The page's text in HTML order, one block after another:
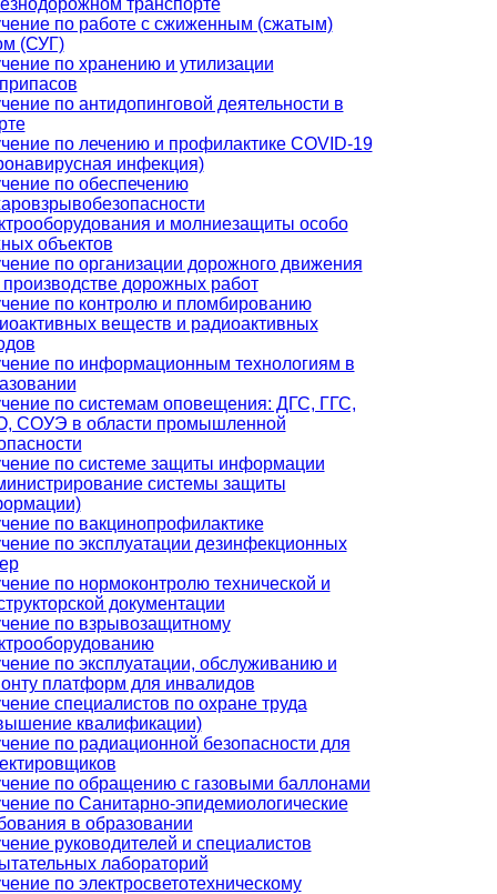
по работе с сжиженным (сжатым)
(СУГ)
по хранению и утилизации
по антидопинговой деятельности в
по лечению и профилактике COVID-19
инфекция)
по обеспечению
и молниезащиты особо
объектов
по организации дорожного движения
дорожных работ
по контролю и пломбированию
веществ и радиоактивных
по информационным технологиям в
по системам оповещения: ДГС, ГГС,
СОУЭ в области промышленной
по системе защиты информации
системы защиты
по вакцинопрофилактике
по эксплуатации дезинфекционных
по нормоконтролю технической и
документации
по взрывозащитному
по эксплуатации, обслуживанию и
платформ для инвалидов
специалистов по охране труда
квалификации)
по радиационной безопасности для
по обращению с газовыми баллонами
по Санитарно-эпидемиологические
в образовании
руководителей и специалистов
лабораторий
по электросветотехническому